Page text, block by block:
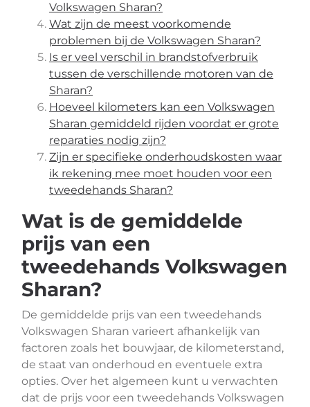
Volkswagen Sharan?
Wat zijn de meest voorkomende
problemen bij de Volkswagen Sharan?
Is er veel verschil in brandstofverbruik
tussen de verschillende motoren van de
Sharan?
Hoeveel kilometers kan een Volkswagen
Sharan gemiddeld rijden voordat er grote
reparaties nodig zijn?
Zijn er specifieke onderhoudskosten waar
ik rekening mee moet houden voor een
tweedehands Sharan?
Wat is de gemiddelde
prijs van een
tweedehands Volkswagen
Sharan?
De gemiddelde prijs van een tweedehands
Volkswagen Sharan varieert afhankelijk van
factoren zoals het bouwjaar, de kilometerstand,
de staat van onderhoud en eventuele extra
opties. Over het algemeen kunt u verwachten
dat de prijs voor een tweedehands Volkswagen